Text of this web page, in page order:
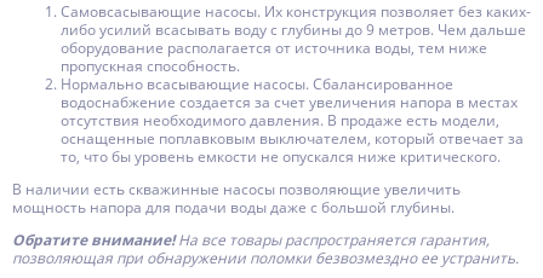
Самовсасывающие насосы. Их конструкция позволяет без каких-
либо усилий всасывать воду с глубины до 9 метров. Чем дальше
оборудование располагается от источника воды, тем ниже
пропускная способность.
Нормально всасывающие насосы. Сбалансированное
водоснабжение создается за счет увеличения напора в местах
отсутствия необходимого давления. В продаже есть модели,
оснащенные поплавковым выключателем, который отвечает за
то, что бы уровень емкости не опускался ниже критического.
В наличии есть скважинные насосы позволяющие увеличить
мощность напора для подачи воды даже с большой глубины.
Обратите внимание!На все товары распространяется гарантия,
позволяющая при обнаружении поломки безвозмездно ее устранить.